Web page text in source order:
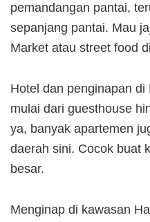
pemandangan pantai,
sepanjang pantai. Mau
Market atau street food
Hotel dan penginapan
mulai dari guesthouse
ya, banyak apartemen
daerah sini. Cocok buat
besar.
Menginap di kawasan